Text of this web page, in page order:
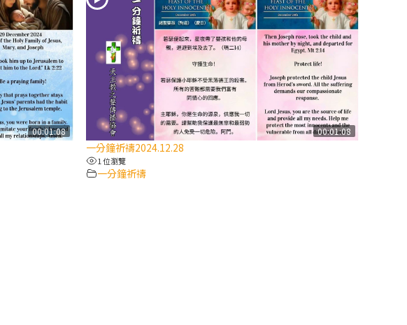
2025/10/10【萬
物讚頌頌歌 – 太
陽與生態音樂
會】紀念聖方濟
與已逝教宗方濟
各（上）
(9完結)黃敏正
主教帶你做【將
00:01:08 00:01:08
一分鐘祈禱2024.12.28
1 位瀏覽
一分鐘祈禱